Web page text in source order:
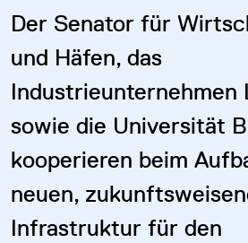
Der Senator für
und Häfen, das
Industrieunternehmen
sowie die Universität
kooperieren beim
neuen,
Infrastruktur für den